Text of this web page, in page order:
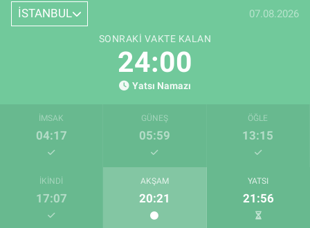
İSTANBUL 07.08.2026
SONRAKI VAKTE KALAN
23:59
Yatsı Namazı
İMSAK
04:17
GÜNEŞ
05:59
ÖĞLE
13:15
İKINDI
17:07
AKŞAM
20:21
YATSI
21:56